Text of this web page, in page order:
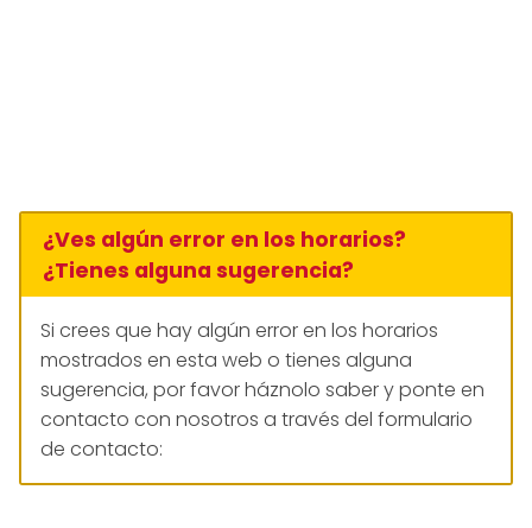
¿Ves algún error en los horarios?
¿Tienes alguna sugerencia?
Si crees que hay algún error en los horarios
mostrados en esta web o tienes alguna
sugerencia, por favor háznolo saber y ponte en
contacto con nosotros a través del formulario
de contacto: